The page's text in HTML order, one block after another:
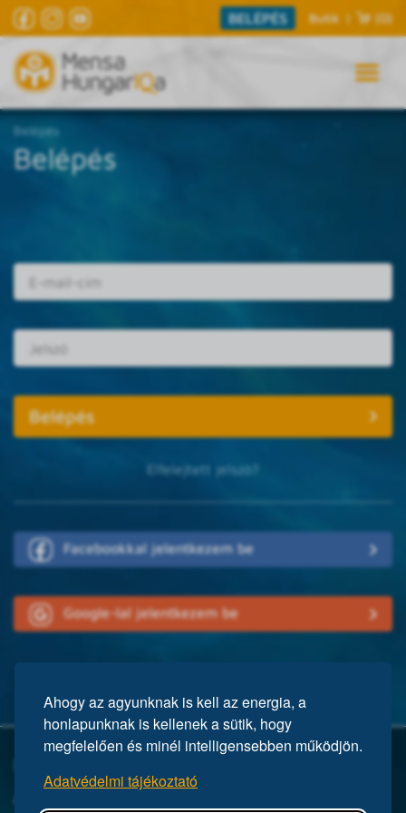
Ahogy az agyunknak is kell az energia, a
honlapunknak is kellenek a sütik, hogy
megfelelően és minél intelligensebben működjön.
Adatvédelmi tájékoztató
BELÉPÉS Butik | (0)
Belépés
Belépés
Elfelejtett jelszó?
Facebookkal jelentkezem be
Google-lal jelentkezem be
A Mensa egy nemzetközi egyesület, közel 150 ezer taggal a világ